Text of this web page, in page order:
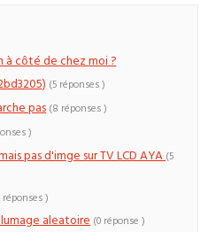
à côté de chez moi ?
(5 réponses )
pas (8 réponses )
)
pas d'imge sur TV LCD AYA(5
réponses )
aleatoire (0 réponse )